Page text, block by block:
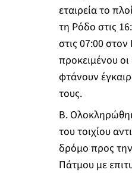
εταιρεία το
τη Ρόδο στις
στις 07:00 στον
προκειμένου
φτάνουν
τους.
Β.
του τοιχίου
δρόμο προς
Πάτμου με